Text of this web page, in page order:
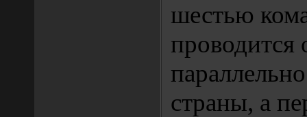
шестью
проводится
страны, а